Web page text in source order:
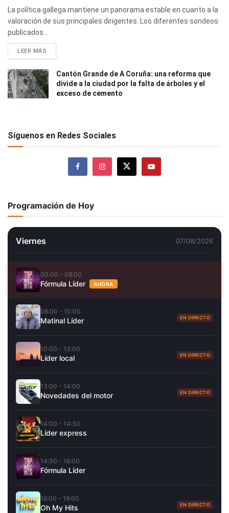
La política gallega mantiene un panorama estable en cuanto a la
valoración de sus principales dirigentes. Los diferentes sondeos
publicados...
LEER MÁS
Cantón Grande de A Coruña: una reforma que
divide a la ciudad por la falta de árboles y el
exceso de cemento
Síguenos en Redes Sociales
Programación de Hoy
Viernes 07/08/2026
00:00 - 08:00
Fórmula Líder AHORA
08:00 - 10:00
Matinal Líder EN DIRECTO
10:00 - 13:00
Líder local EN DIRECTO
13:00 - 14:00
Novedades del motor EN DIRECTO
14:00 - 14:30
Líder express
14:30 - 16:00
Fórmula Líder
16:00 - 19:00
Oh My Hits EN DIRECTO